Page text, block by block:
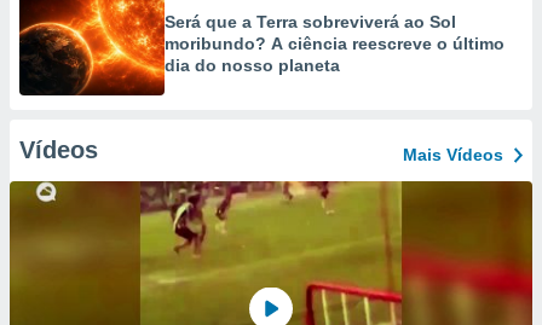
Será que a Terra sobreviverá ao Sol
moribundo? A ciência reescreve o último
dia do nosso planeta
Vídeos Mais Vídeos